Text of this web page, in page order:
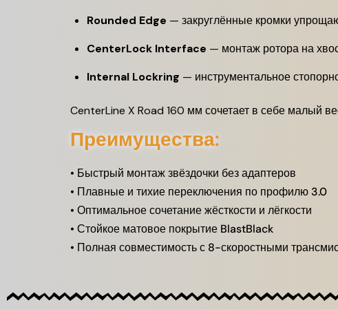
Rounded Edge — закруглённые кромки
CenterLock Interface — монтаж ротора на
Internal Lockring — инструментальное
CenterLine X Road 160 мм сочетает в себе малый
Преимущества:
• Быстрый монтаж звёздочки без адаптеров
• Плавные и тихие переключения по профилю 3.0
• Оптимальное сочетание жёсткости и лёгкости
• Стойкое матовое покрытие BlastBlack
• Полная совместимость с 8-скоростными